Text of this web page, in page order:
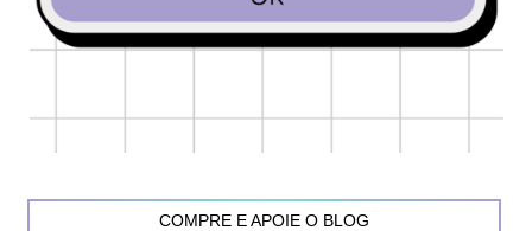
COMPRE E APOIE O BLOG